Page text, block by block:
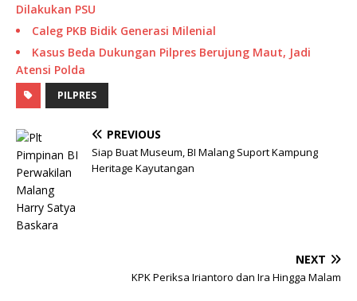
Dilakukan PSU
Caleg PKB Bidik Generasi Milenial
Kasus Beda Dukungan Pilpres Berujung Maut, Jadi
Atensi Polda
PILPRES
PREVIOUS
Siap Buat Museum, BI Malang Suport Kampung
Heritage Kayutangan
NEXT
KPK Periksa Iriantoro dan Ira Hingga Malam